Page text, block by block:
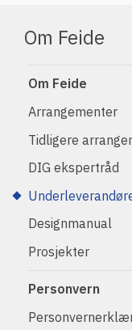
Om Feide
Om Feide
Logg inn
Driftsmeldinger
Kontakt oss
Arrangementer
Aktuelt
s
Om Feide
Om Feide
Arrangementer
Tidligere
DIG ekspertråd
Designmanual
Prosjekter
Personvern